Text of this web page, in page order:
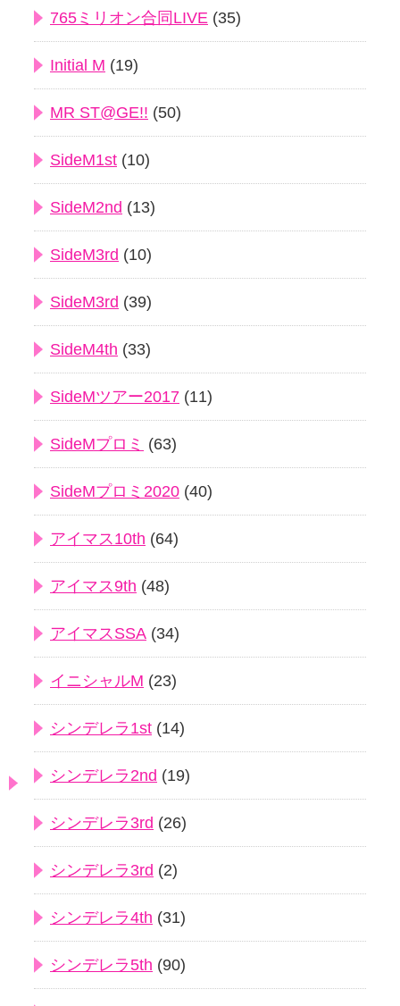
765ミリオン合同LIVE (35)
Initial M (19)
MR ST@GE!! (50)
SideM1st (10)
SideM2nd (13)
SideM3rd (10)
SideM3rd (39)
SideM4th (33)
SideMツアー2017 (11)
SideMプロミ (63)
SideMプロミ2020 (40)
アイマス10th (64)
アイマス9th (48)
アイマスSSA (34)
イニシャルM (23)
シンデレラ1st (14)
シンデレラ2nd (19)
シンデレラ3rd (26)
シンデレラ3rd (2)
シンデレラ4th (31)
シンデレラ5th (90)